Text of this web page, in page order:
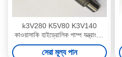
k3V280 K5V80 K3V140
কাওয়াসাকি হাইড্রোলিক পাম্প যন্ত্রাংশ /
হাইড্রোলিক পিস্টন পাম্প যন্ত্রাংশ
সেরা মূল্য পান